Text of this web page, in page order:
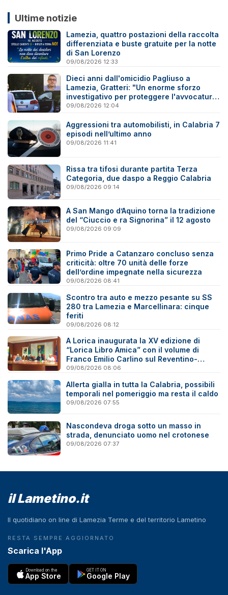
Ultime notizie
Lamezia, quattro postazioni della raccolta
differenziata e buste gratuite per la notte
di San Lorenzo
09/08/2026 12:33
Dieci anni dall'omicidio Pagliuso a
Lamezia, Gratteri: "Un enorme sforzo
investigativo per proteggere l'avvocatura
onesta"
09/08/2026 12:04
Aggressioni tra automobilisti, in Calabria 7
episodi nell’ultimo anno
09/08/2026 11:41
Rissa tra tifosi durante partita Terza
Categoria, due daspo a Reggio Calabria
09/08/2026 09:14
A San Mango d’Aquino torna la tradizione
del “Ciuccio e ra Signorina” il 12 agosto
09/08/2026 09:09
Primo Pride a Catanzaro concluso senza
criticità: oltre 70 unità delle forze
dell’ordine impegnate nella sicurezza
09/08/2026 08:41
Scontro tra auto e mezzo pesante su SS
280 tra Lamezia e Marcellinara: cinque
feriti
09/08/2026 08:12
A Lorica inaugurata la XV edizione di
“Lorica Libro Amica” con il volume di
Franco Emilio Carlino sul Reventino-
Savuto
09/08/2026 08:06
Allerta gialla in tutta la Calabria, possibili
temporali nel pomeriggio ma resta il caldo
09/08/2026 07:55
Nascondeva droga sotto un masso in
strada, denunciato uomo nel crotonese
09/08/2026 07:37
il Lametino.it
Il quotidiano on line di Lamezia Terme e del territorio Lametino
RESTA SEMPRE AGGIORNATO
Scarica l'App
Download on the
App Store
GET IT ON
Google Play